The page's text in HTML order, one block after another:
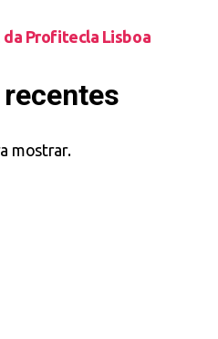
Profitecla Lisboa
mostrar.